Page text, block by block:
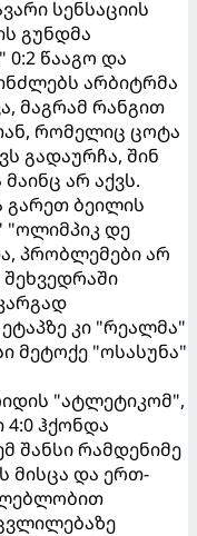
სენსაციის
გუნდმა
0:2 წააგო და
არბიტრმა
მაგრამ რანგით
რომელიც ცოტა
გადაურჩა, შინ
არ აქვს.
ბეილის
"ოლიმპიკ დე
პრობლემები არ
კი "რეალმა"
მეტოქე "ოსასუნა"
"ატლეტიკომ",
ჰქონდა
შანსი რამდენიმე
მისცა და ერთ-